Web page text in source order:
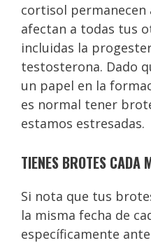
cortisol permanecen
afectan a todas tus
incluidas la
testosterona. Dado
un papel en la
es normal tener
estamos estresadas.
TIENES BROTES CADA
Si nota que tus
la misma fecha de
específicamente